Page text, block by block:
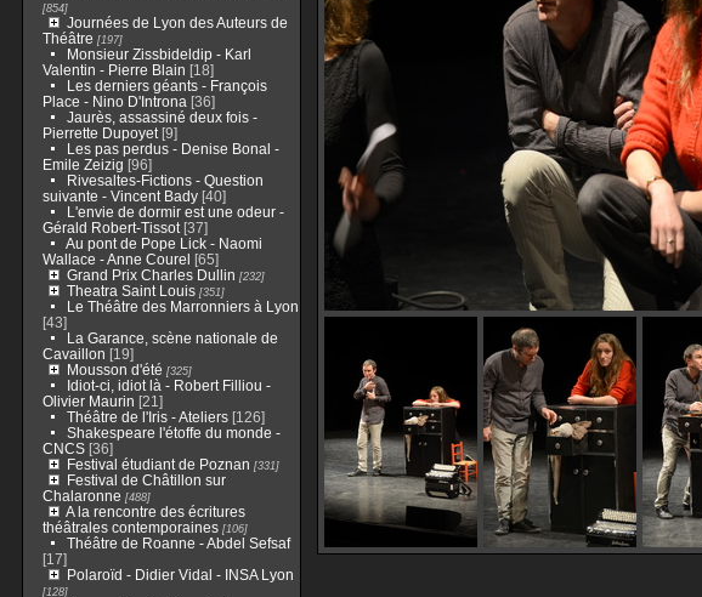
[854]
Journées de Lyon des Auteurs de
Théâtre [197]
Monsieur Zissbideldip - Karl
Valentin - Pierre Blain [18]
Les derniers géants - François
Place - Nino D'Introna [36]
Jaurès, assassiné deux fois -
Pierrette Dupoyet[9]
Les pas perdus - Denise Bonal -
Emile Zeizig [96]
Rivesaltes-Fictions - Question
suivante - Vincent Bady[40]
L'envie de dormir est une odeur -
Gérald Robert-Tissot[37]
Au pont de Pope Lick - Naomi
Wallace - Anne Courel [65]
Grand Prix Charles Dullin [232]
Theatra Saint Louis[351]
Le Théâtre des Marronniers à Lyon
[43]
La Garance, scène nationale de
Cavaillon [19]
Mousson d'été [325]
Idiot-ci, idiot là - Robert Filliou -
Olivier Maurin [21]
Théâtre de l'Iris - Ateliers[126]
Shakespeare l'étoffe du monde -
CNCS[36]
Festival étudiant de Poznan [331]
Festival de Châtillon sur
Chalaronne [488]
A la rencontre des écritures
théâtrales contemporaines[106]
Théâtre de Roanne - Abdel Sefsaf
[17]
Polaroïd - Didier Vidal - INSA Lyon
[128]